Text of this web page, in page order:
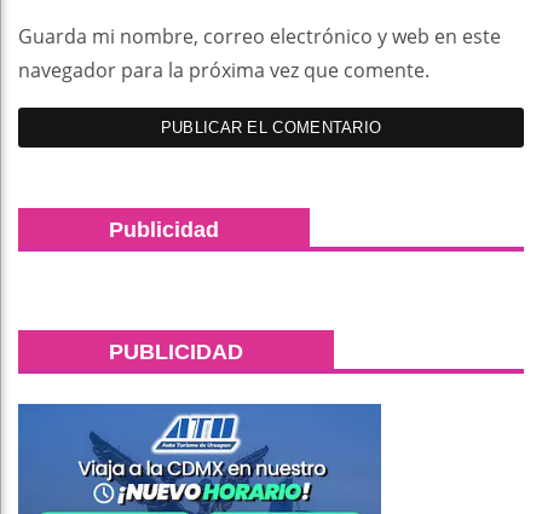
Guarda mi nombre, correo electrónico y web en este
navegador para la próxima vez que comente.
Publicidad
PUBLICIDAD